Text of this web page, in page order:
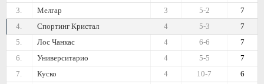
3.
Мелгар 7
5-2
3
4.
Спортинг Кристал 7
5-3
4
5.
Лос Чанкас 7
6-6
4
6.
Университарио 7
5-5
4
7.
Куско 6
10-7
4